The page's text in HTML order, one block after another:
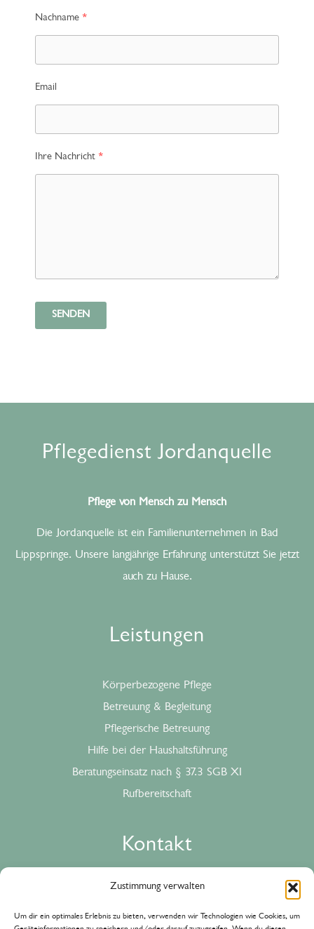
Zustimmung verwalten
Um dir ein optimales Erlebnis zu bieten, verwenden wir Technologien wie Cookies, um
Nachname
Email
Ihre Nachricht
SENDEN
Pflegedienst Jordanquelle
Pflege von Mensch zu Mensch
Die Jordanquelle ist ein Familienunternehmen in Bad
Lippspringe. Unsere langjährige Erfahrung unterstützt Sie jetzt
auch zu Hause.
Leistungen
Körperbezogene Pflege
Betreuung & Begleitung
Pflegerische Betreuung
Hilfe bei der Haushaltsführung
Beratungseinsatz nach § 37.3 SGB XI
Rufbereitschaft
Kontakt
Pflegedienst Jordanquelle
An der Jordanquelle 8